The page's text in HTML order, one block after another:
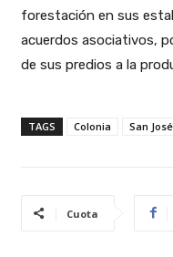
forestación en sus
acuerdos asociativos,
de sus predios a la
TAGS Colonia San José
Cuota